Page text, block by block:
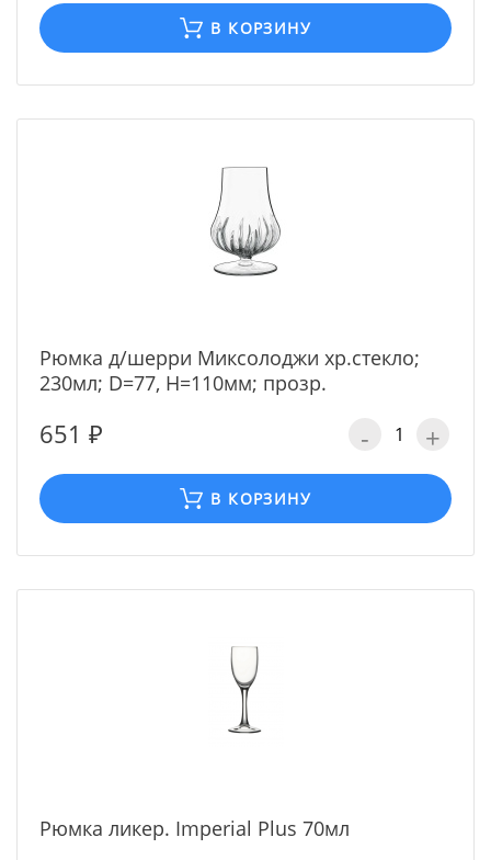
В КОРЗИНУ
Рюмка д/шерри Миксолоджи хр.стекло;
230мл; D=77, H=110мм; прозр.
651 ₽ - +
В КОРЗИНУ
Рюмка ликер. Imperial Plus 70мл